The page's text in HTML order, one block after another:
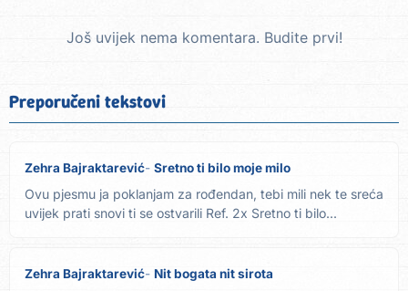
Još uvijek nema komentara. Budite prvi!
Preporučeni tekstovi
Zehra Bajraktarević Sretno ti bilo moje milo
Ovu pjesmu ja poklanjam za rođendan, tebi mili nek te sreća
uvijek prati snovi ti se ostvarili Ref. 2x Sretno ti bilo...
Zehra Bajraktarević Nit bogata nit sirota